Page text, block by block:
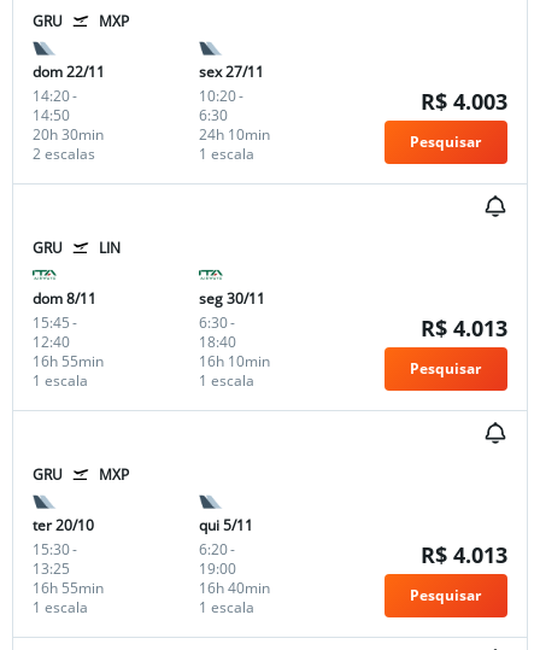
GRU
MXP
dom 22/11
14:20-
14:50
2 escalas
20h 30min
sex 27/11
10:20-
6:30
1 escala
24h 10min
R$ 4.003
Pesquisar
GRU LIN
dom 8/11
15:45-
12:40
1 escala
16h 55min
seg 30/11
6:30-
18:40
1 escala
16h 10min
R$ 4.013
Pesquisar
GRU MXP
ter 20/10
15:30-
13:25
1 escala
16h 55min
qui 5/11
6:20-
19:00
1 escala
16h 40min
R$ 4.013
Pesquisar